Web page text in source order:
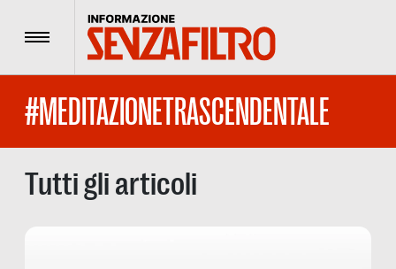
Menu
#MEDITAZIONETRASCENDENTALE
Tutti gli articoli